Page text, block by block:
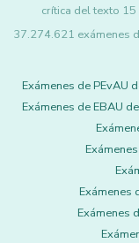
crítica del texto
37.274.621 exámenes
Exámenes de PEvAU
Exámenes de EBAU
Exámenes
Exámenes